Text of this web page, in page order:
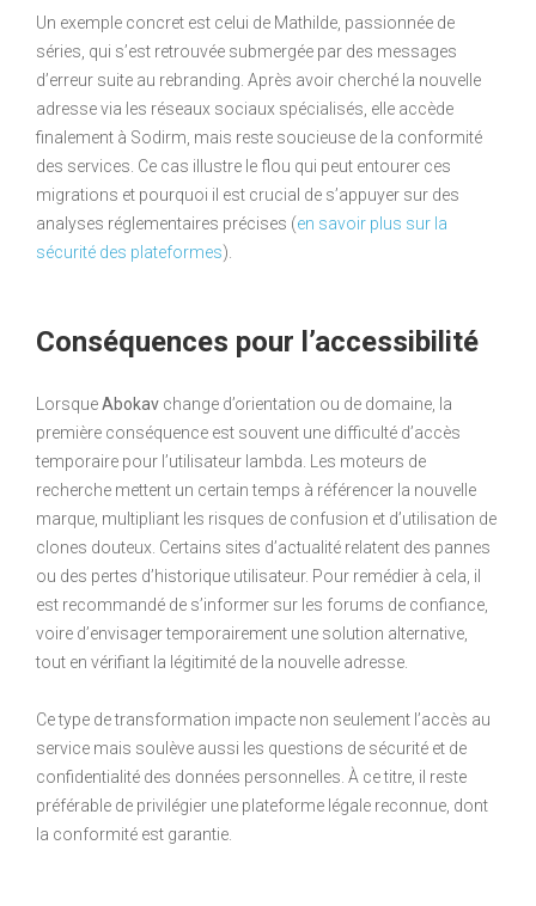
Un exemple concret est celui de Mathilde, passionnée de
séries, qui s’est retrouvée submergée par des messages
d’erreur suite au rebranding. Après avoir cherché la nouvelle
adresse via les réseaux sociaux spécialisés, elle accède
finalement à Sodirm, mais reste soucieuse de la conformité
des services. Ce cas illustre le flou qui peut entourer ces
migrations et pourquoi il est crucial de s’appuyer sur des
analyses réglementaires précises (en savoir plus sur la
sécurité des plateformes).
Conséquences pour l’accessibilité
LorsqueAbokav change d’orientation ou de domaine, la
première conséquence est souvent une difficulté d’accès
temporaire pour l’utilisateur lambda. Les moteurs de
recherche mettent un certain temps à référencer la nouvelle
marque, multipliant les risques de confusion et d’utilisation de
clones douteux. Certains sites d’actualité relatent des pannes
ou des pertes d’historique utilisateur. Pour remédier à cela, il
est recommandé de s’informer sur les forums de confiance,
voire d’envisager temporairement une solution alternative,
tout en vérifiant la légitimité de la nouvelle adresse.
Ce type de transformation impacte non seulement l’accès au
service mais soulève aussi les questions de sécurité et de
confidentialité des données personnelles. À ce titre, il reste
préférable de privilégier une plateforme légale reconnue, dont
la conformité est garantie.